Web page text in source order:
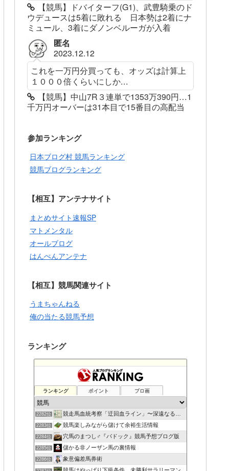
【競馬】ドバイターフ(G1)、武豊騎乗のド
ウデュースは5着に敗れる 日本勢は2着にナ
ミュール、3着にダノンベルーガが入着
匿名
2023.12.12
これを一万円分買っても、オッズは計算上
１０００倍くらいにしか...
【競馬】中山7R３連単で1353万390円…1
千万円オーバーは31本目で15番目の高配当
参加ランキング
日本ブログ村 競馬ランキング
競馬ブログランキング
【相互】アンテナサイト
まとめサイト速報SP
マトメンタル
オールブログ
はんぺんアンテナ
【相互】競馬関連サイト
うまちゃんねる
俺の当たる競馬予想
ランキング
ランキング ポイント ブロ画
2282位 競走馬血統考察「迂回血ライン」〜深遠なる血の連鎖〜
2283位 競馬楽しみながら儲けて余裕生活情報
2284位 穴馬のまつし♂『パドック』競馬予想ブログ版
2285位 儲かる非ノーザン馬の裏情報
2286位 象意偏差馬券術